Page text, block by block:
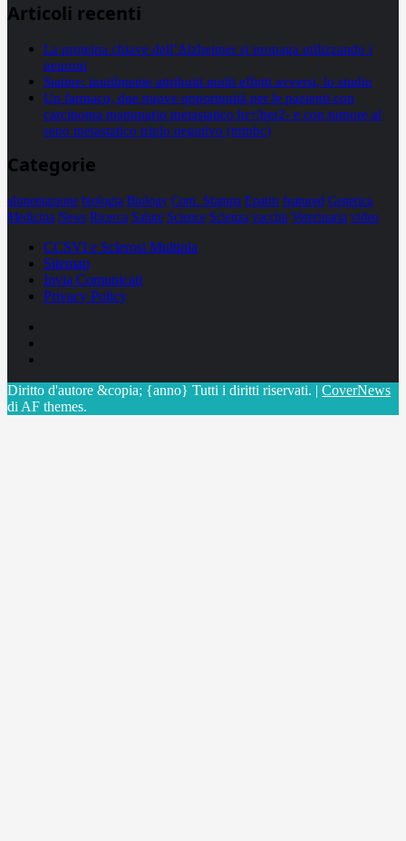
Articoli recenti
La proteina chiave dell’Alzheimer si propaga utilizzando i
neuroni
Statine: inutilmente attribuiti molti effetti avversi, lo studio
Un farmaco, due nuove opportunità per le pazienti con
carcinoma mammario metastatico hr+/her2- e con tumore al
seno metastatico triplo negativo (mtnbc)
Categorie
alimentazione biologia Biology Com. Stampa Epatiti featured Genetica
Medicina News Ricerca Salute Science Scienza vaccini Veterinaria video
CCSVI e Sclerosi Multipla
Sitemap
Invia Comunicati
Privacy Policy
Diritto d'autore &copia; {anno} Tutti i diritti riservati. | CoverNews
di AF themes.